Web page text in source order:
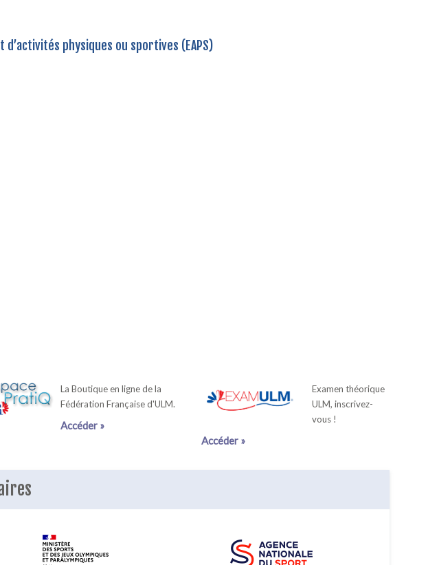
physiques ou sportives (EAPS)
La Boutique en ligne de la
Fédération Française d'ULM.
Accéder »
Examen théorique
ULM, inscrivez-
vous !
Accéder »